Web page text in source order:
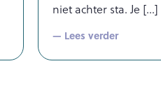
niet achter sta. Je
— Lees verder